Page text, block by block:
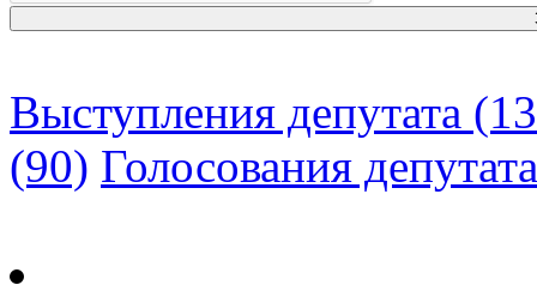
Выступления депутата
(90) Голосования депутата